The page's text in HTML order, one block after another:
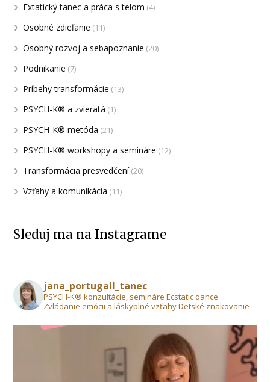
Extatický tanec a práca s telom (4)
Osobné zdieľanie (11)
Osobný rozvoj a sebapoznanie (20)
Podnikanie (7)
Príbehy transformácie (13)
PSYCH-K® a zvieratá (1)
PSYCH-K® metóda (21)
PSYCH-K® workshopy a semináre (12)
Transformácia presvedčení(20)
Vzťahy a komunikácia (11)
Sleduj ma na Instagrame
jana_portugall_tanec
PSYCH-K® konzultácie, semináre Ecstatic dance
Zvládanie emócii a láskyplné vzťahy Detské znakovanie